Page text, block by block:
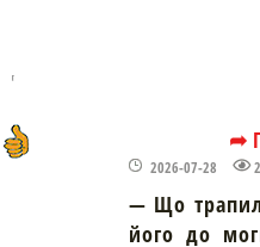
➦
2026-07-28
— Що
його до